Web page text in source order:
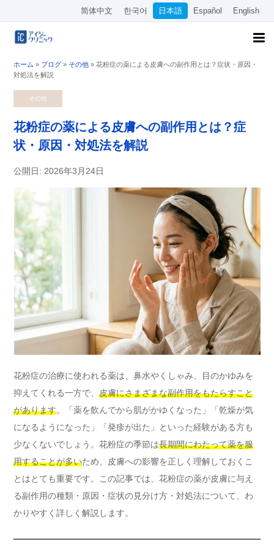
简体中文 한국어 日本語 Español English
ホーム » ブログ » その他 » 花粉症の薬による皮膚への副作用とは？症状・原因・
対処法を解説
その他
花粉症の薬による皮膚への副作用とは？症
状・原因・対処法を解説
公開日: 2026年3月24日
花粉症の治療に使われる薬は、鼻水やくしゃみ、目のかゆみを
抑えてくれる一方で、 皮膚にさまざまな副作用をもたらすこと
があります。「薬を飲んでから肌がかゆくなった」「乾燥が気
になるようになった」「発疹が出た」といった経験がある方も
少なくないでしょう。花粉症の季節は長期間にわたって薬を服
用することが多いため、皮膚への影響を正しく理解しておくこ
とはとても重要です。この記事では、花粉症の薬が皮膚に与え
る副作用の種類・原因・症状の見分け方・対処法について、わ
かりやすく詳しく解説します。